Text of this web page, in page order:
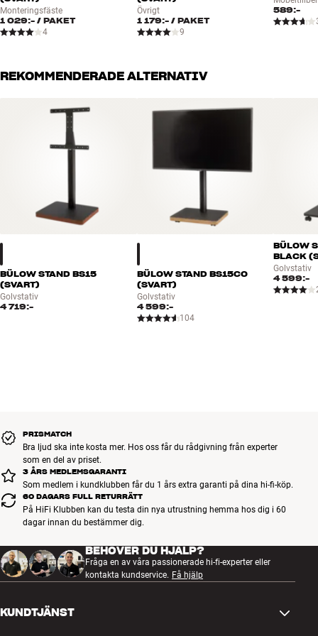
Monteringsfäste
1 029:- / PAKET
4
Övrigt
1 179:-/ PAKET
9
589:-
REKOMMENDERADE ALTERNATIV
BÜLOW STAND BS15
(SVART)
Golvstativ
4 719:-
BÜLOW STAND BS15CO
(SVART)
Golvstativ
4 599:-
104
BÜLOW
BLACK
Golvstativ
4 599:-
PRISMATCH
Bra ljud ska inte kosta mer. Hos oss får du rådgivning från experter
som en del av priset.
3 ÅRS MEDLEMSGARANTI
Som medlem i kundklubben får du 1 års extra garanti på dina hi-fi-köp.
60 DAGARS FULL RETURRÄTT
På HiFi Klubben kan du testa din nya utrustning hemma hos dig i 60
dagar innan du bestämmer dig.
BEHÖVER DU HJÄLP?
Fråga en av våra passionerade hi-fi-experter eller
kontakta kundservice. Få hjälp
KUNDTJÄNST